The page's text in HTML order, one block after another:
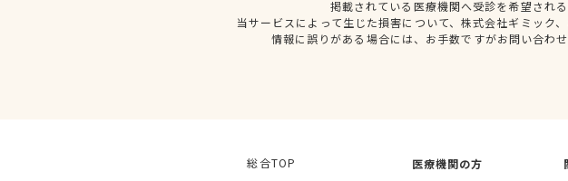
掲載されている医療機関へ受診を希望され
当サービスによって生じた損害について、株式会社ギミック
情報に誤りがある場合には、お手数ですがお問い合わ
総合TOP
医療機関の方